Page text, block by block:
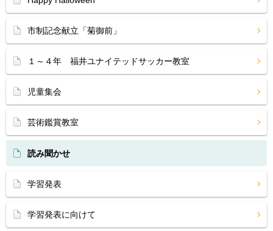
市制記念献立「菊御前」
１～４年 福井ユナイテッドサッカー教室
児童集会
芸術鑑賞教室
読み聞かせ
学習発表
学習発表に向けて